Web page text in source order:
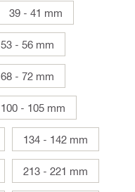
39 - 41 mm
53 - 56 mm
68 - 72 mm
100 - 105 mm
134 - 142 mm
213 - 221 mm